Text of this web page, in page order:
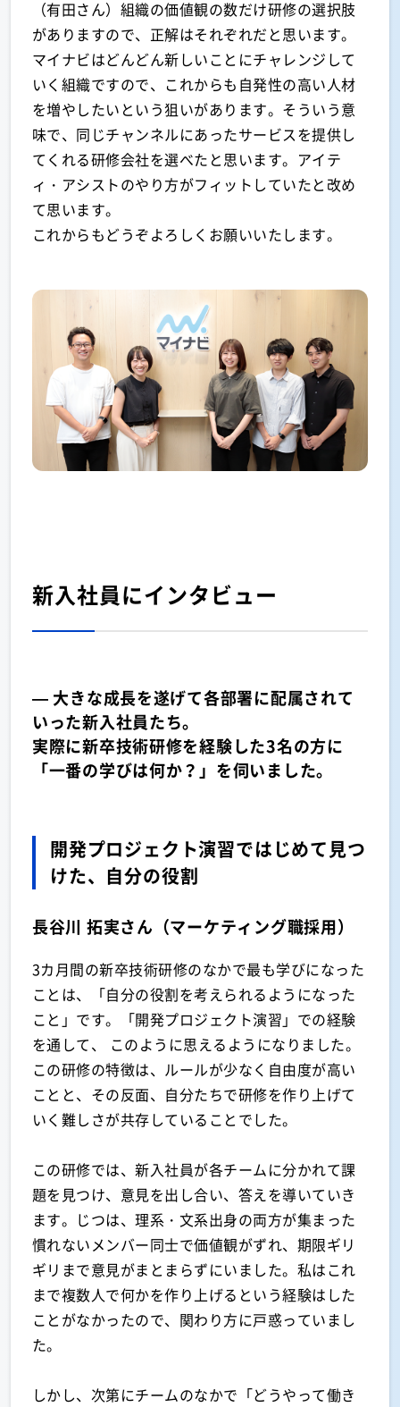
（有田さん）組織の価値観の数だけ研修の選択肢
がありますので、正解はそれぞれだと思います。
マイナビはどんどん新しいことにチャレンジして
いく組織ですので、これからも自発性の高い人材
を増やしたいという狙いがあります。そういう意
味で、同じチャンネルにあったサービスを提供し
てくれる研修会社を選べたと思います。アイテ
ィ・アシストのやり方がフィットしていたと改め
て思います。
これからもどうぞよろしくお願いいたします。
新入社員にインタビュー
— 大きな成長を遂げて各部署に配属されて
いった新入社員たち。
実際に新卒技術研修を経験した3名の方に
「一番の学びは何か？」を伺いました。
開発プロジェクト演習ではじめて見つ
けた、自分の役割
長谷川 拓実さん（マーケティング職採用）
3カ月間の新卒技術研修のなかで最も学びになった
ことは、「自分の役割を考えられるようになった
こと」です。「開発プロジェクト演習」での経験
を通して、 このように思えるようになりました。
この研修の特徴は、ルールが少なく自由度が高い
ことと、その反面、自分たちで研修を作り上げて
いく難しさが共存していることでした。
この研修では、新入社員が各チームに分かれて課
題を見つけ、意見を出し合い、答えを導いていき
ます。じつは、理系・文系出身の両方が集まった
慣れないメンバー同士で価値観がずれ、期限ギリ
ギリまで意見がまとまらずにいました。私はこれ
まで複数人で何かを作り上げるという経験はした
ことがなかったので、関わり方に戸惑っていまし
た。
しかし、次第にチームのなかで「どうやって働き